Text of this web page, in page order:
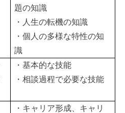
題の知識
・人生の転機の知識
・個人の多様な特性の知
識
・基本的な技能
・相談過程で必要な技能
・キャリア形成、キャリ